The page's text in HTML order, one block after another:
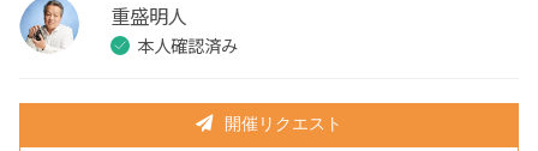
重盛明人
本人確認済み
開催リクエスト